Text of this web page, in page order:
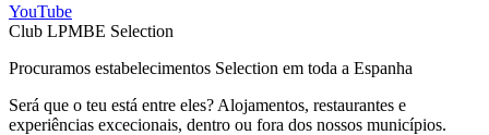
YouTube
Club LPMBE Selection
Procuramos estabelecimentos Selection em toda a Espanha
Será que o teu está entre eles? Alojamentos, restaurantes e
experiências excecionais, dentro ou fora dos nossos municípios.